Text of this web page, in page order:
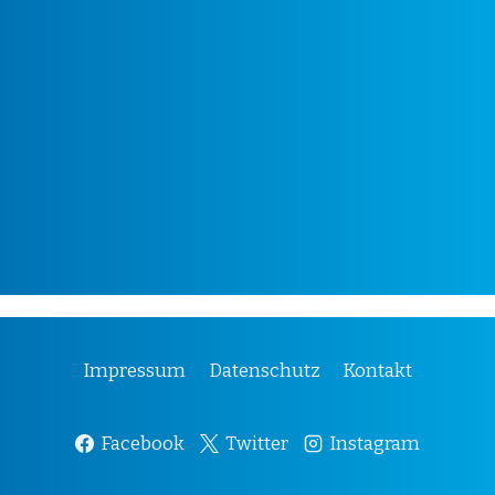
Impressum Datenschutz Kontakt
Facebook Twitter Instagram